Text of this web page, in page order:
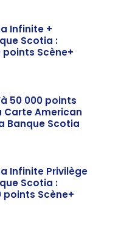
Infinite +
Scotia :
points Scène+
50 000 points
Carte American
Banque Scotia
Infinite Privilège
Scotia :
points Scène+